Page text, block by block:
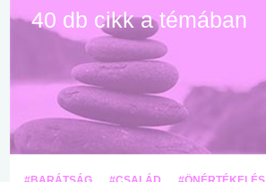
40 db cikk a témában